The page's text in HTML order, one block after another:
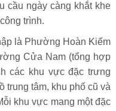
cầu ngày càng khắt khe
trình.
là Phường Hoàn Kiếm
Cửa Nam (tổng hợp
các khu vực đặc trưng
trung tâm, khu phố cũ và
khu vực mang một đặc